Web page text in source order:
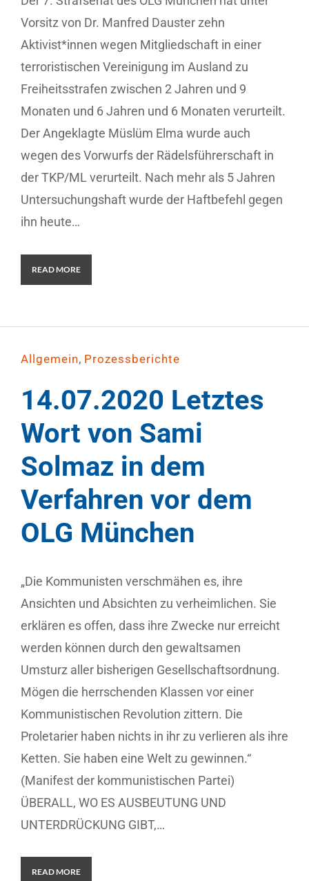
Vorsitz von Dr. Manfred Dauster zehn
Aktivist*innen wegen Mitgliedschaft in einer
terroristischen Vereinigung im Ausland zu
Freiheitsstrafen zwischen 2 Jahren und 9
Monaten und 6 Jahren und 6 Monaten verurteilt.
Der Angeklagte Müslüm Elma wurde auch
wegen des Vorwurfs der Rädelsführerschaft in
der TKP/ML verurteilt. Nach mehr als 5 Jahren
Untersuchungshaft wurde der Haftbefehl gegen
ihn heute…
READ MORE
Allgemein, Prozessberichte
14.07.2020 Letztes
Wort von Sami
Solmaz in dem
Verfahren vor dem
OLG München
„Die Kommunisten verschmähen es, ihre
Ansichten und Absichten zu verheimlichen. Sie
erklären es offen, dass ihre Zwecke nur erreicht
werden können durch den gewaltsamen
Umsturz aller bisherigen Gesellschaftsordnung.
Mögen die herrschenden Klassen vor einer
Kommunistischen Revolution zittern. Die
Proletarier haben nichts in ihr zu verlieren als ihre
Ketten. Sie haben eine Welt zu gewinnen.“
(Manifest der kommunistischen Partei)
ÜBERALL, WO ES AUSBEUTUNG UND
UNTERDRÜCKUNG GIBT,…
READ MORE